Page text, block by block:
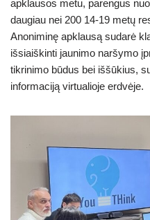
apklausos metu, parengus
daugiau nei 200 14-19 metų
Anoniminę apklausą sudarė
išsiaiškinti jaunimo naršymo
tikrinimo būdus bei iššūkius,
informaciją virtualioje erdvėje.